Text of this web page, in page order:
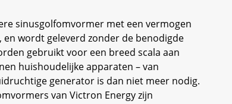
sinusgolfomvormer met een vermogen
en wordt geleverd zonder de benodigde
gebruikt voor een breed scala aan
huishoudelijke apparaten – van
generator is dan niet meer nodig.
van Victron Energy zijn